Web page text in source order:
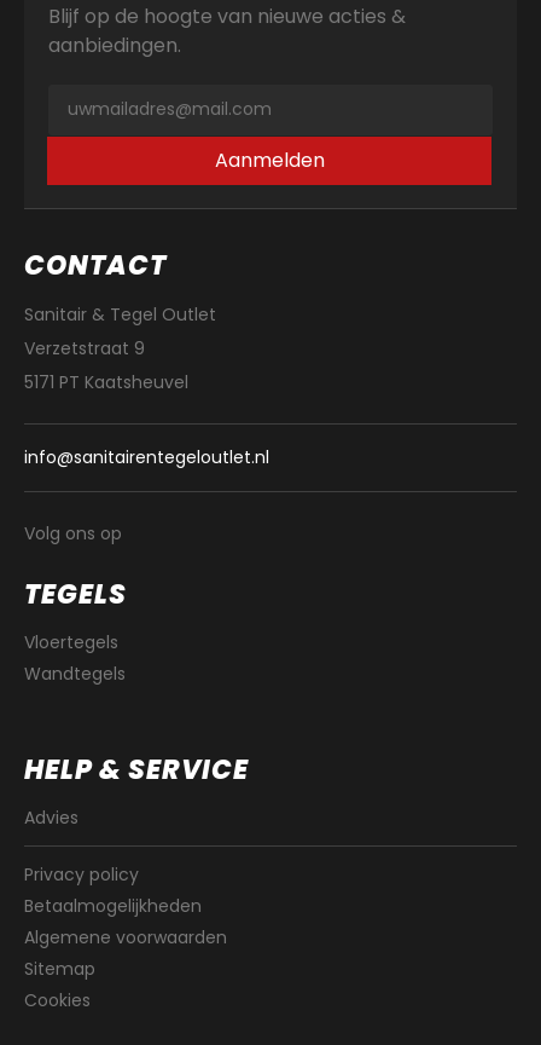
Blijf op de hoogte van nieuwe acties &
aanbiedingen.
Aanmelden
CONTACT
Sanitair & Tegel Outlet
Verzetstraat 9
5171 PT Kaatsheuvel
info@sanitairentegeloutlet.nl
Volg ons op
TEGELS
Vloertegels
Wandtegels
HELP & SERVICE
Advies
Privacy policy
Betaalmogelijkheden
Algemene voorwaarden
Sitemap
Cookies